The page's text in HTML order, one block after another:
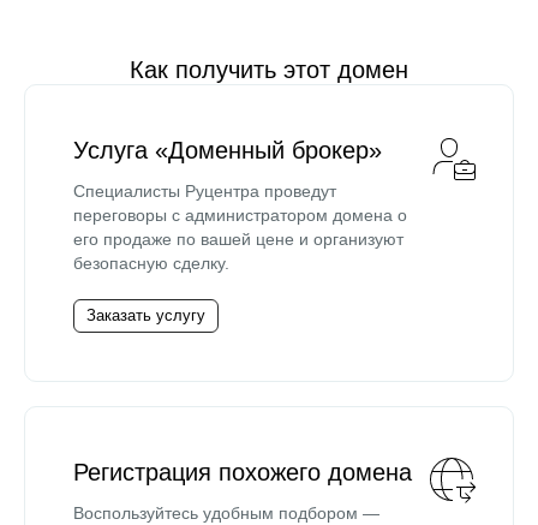
Как получить этот домен
Услуга «Доменный брокер»
Специалисты Руцентра проведут
переговоры с администратором домена о
его продаже по вашей цене и организуют
безопасную сделку.
Заказать услугу
Регистрация похожего домена
Воспользуйтесь удобным подбором —